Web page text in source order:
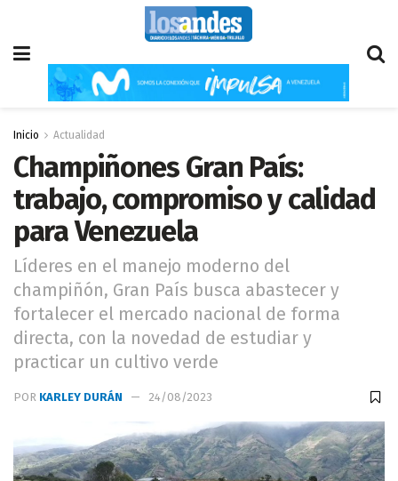
Inicio Actualidad
Champiñones Gran País:
trabajo, compromiso y calidad
para Venezuela
Líderes en el manejo moderno del
champiñón, Gran País busca abastecer y
fortalecer el mercado nacional de forma
directa, con la novedad de estudiar y
practicar un cultivo verde
POR KARLEY DURÁN 24/08/2023